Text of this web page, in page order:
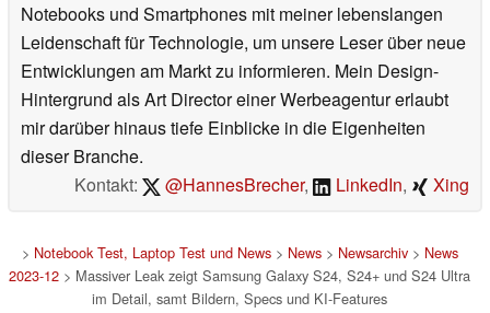
Notebooks und Smartphones mit meiner lebenslangen
Leidenschaft für Technologie, um unsere Leser über neue
Entwicklungen am Markt zu informieren. Mein Design-
Hintergrund als Art Director einer Werbeagentur erlaubt
mir darüber hinaus tiefe Einblicke in die Eigenheiten
dieser Branche.
Kontakt:
@HannesBrecher, LinkedIn, Xing
> Notebook Test, Laptop Test und News> News> Newsarchiv> News
2023-12 > Massiver Leak zeigt Samsung Galaxy S24, S24+ und S24 Ultra
im Detail, samt Bildern, Specs und KI-Features